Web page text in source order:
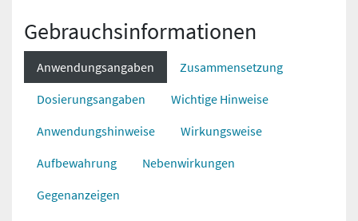
Gebrauchs­informationen
Anwendungsangaben
Zusammensetzung
Dosierungsangaben
Wichtige Hinweise
Anwendungshinweise
Wirkungsweise
Aufbewahrung
Nebenwirkungen
Gegenanzeigen